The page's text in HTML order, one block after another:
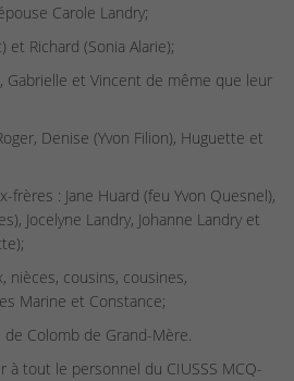
Carole Landry;
et Richard (Sonia Alarie);
Gabrielle et Vincent de même que leur
Denise (Yvon Filion), Huguette et
: Jane Huard (feu Yvon Quesnel),
Jocelyne Landry, Johanne Landry et
nièces, cousins, cousines,
Marine et Constance;
Colomb de Grand-Mère.
à tout le personnel du CIUSSS MCQ-